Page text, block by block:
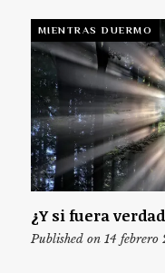
MIENTRAS DUERMO
¿Y si fuera
Published on 14 febrero